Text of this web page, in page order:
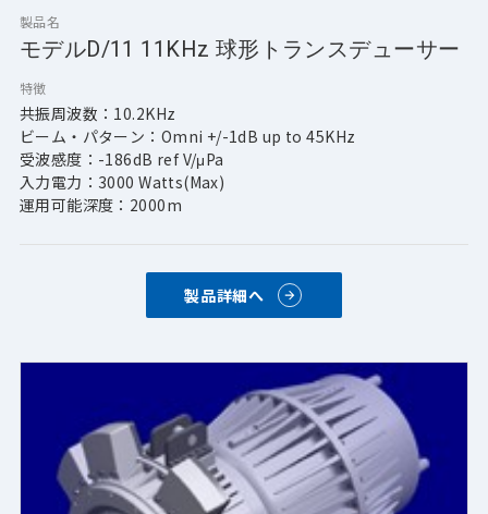
製品名
モデルD/11 11KHz 球形トランスデューサー
特徴
共振周波数：10.2KHz
ビーム・パターン：Omni +/-1dB up to 45KHz
受波感度：-186dB ref V/μPa
入力電力：3000 Watts(Max)
運用可能深度：2000m
製品詳細へ